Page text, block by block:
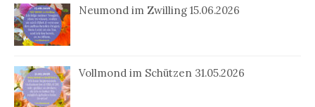
Neumond im Zwilling 15.06.2026
Vollmond im Schützen 31.05.2026